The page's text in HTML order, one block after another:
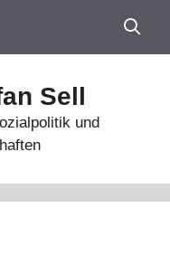
Sell
und